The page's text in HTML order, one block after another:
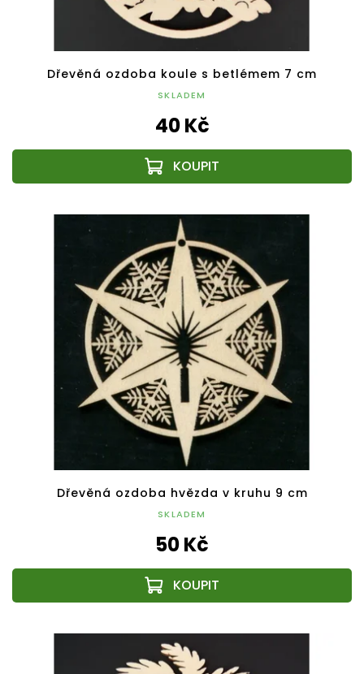
Dřevěná ozdoba koule s betlémem 7 cm
SKLADEM
40 Kč
Dřevěná ozdoba hvězda v kruhu 9 cm
SKLADEM
50 Kč